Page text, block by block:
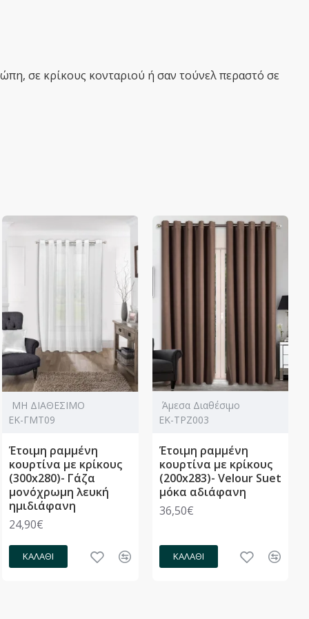
σε κρίκους κονταριού ή σαν τούνελ περαστό σε
ΜΗ ΔΙΑΘΕΣΙΜΟ
ΕΚ-ΓΜΤ09
Έτοιμη ραμμένη
κουρτίνα με κρίκους
(300x280)- Γάζα
μονόχρωμη λευκή
ημιδιάφανη
24,90€
ΚΑΛΆΘΙ
Άμεσα Διαθέσιμο
ΕΚ-ΤΡΖ003
Έτοιμη ραμμένη
κουρτίνα με κρίκους
(200x283)- Velour Suet
μόκα αδιάφανη
36,50€
ΚΑΛΆΘΙ